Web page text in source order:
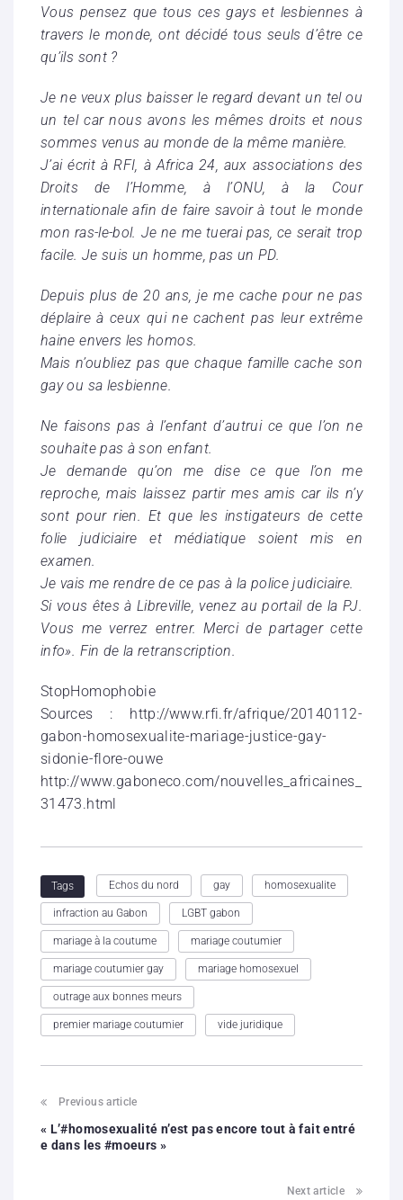
Vous pensez que tous ces gays et lesbiennes à
travers le monde, ont décidé tous seuls d’être ce
qu’ils sont ?
Je ne veux plus baisser le regard devant un tel ou
un tel car nous avons les mêmes droits et nous
sommes venus au monde de la même manière.
J’ai écrit à RFI, à Africa 24, aux associations des
Droits de l’Homme, à l’ONU, à la Cour
internationale afin de faire savoir à tout le monde
mon ras-le-bol. Je ne me tuerai pas, ce serait trop
facile. Je suis un homme, pas un PD.
Depuis plus de 20 ans, je me cache pour ne pas
déplaire à ceux qui ne cachent pas leur extrême
haine envers les homos.
Mais n’oubliez pas que chaque famille cache son
gay ou sa lesbienne.
Ne faisons pas à l’enfant d’autrui ce que l’on ne
souhaite pas à son enfant.
Je demande qu’on me dise ce que l’on me
reproche, mais laissez partir mes amis car ils n’y
sont pour rien. Et que les instigateurs de cette
folie judiciaire et médiatique soient mis en
examen.
Je vais me rendre de ce pas à la police judiciaire.
Si vous êtes à Libreville, venez au portail de la PJ.
Vous me verrez entrer. Merci de partager cette
info». Fin de la retranscription.
StopHomophobie
Sources : http://www.rfi.fr/afrique/20140112-
gabon-homosexualite-mariage-justice-gay-
sidonie-flore-ouwe
http://www.gaboneco.com/nouvelles_africaines_
31473.html
Tags Echos du nord gay homosexualite
infraction au Gabon LGBT gabon
mariage à la coutume mariage coutumier
mariage coutumier gay mariage homosexuel
outrage aux bonnes meurs
premier mariage coutumier vide juridique
Previous article
« L’#homosexualité n’est pas encore tout à fait entré
e dans les #moeurs »
Next article